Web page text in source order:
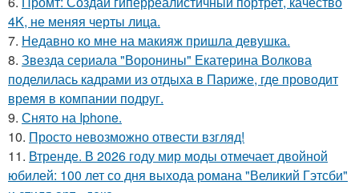
4K, не меняя черты лица.
7. Недавно ко мне на макияж пришла девушка.
8. Звезда сериала "Воронины" Екатерина Волкова
поделилась кадрами из отдыха в Париже, где проводит
время в компании подруг.
9. Снято на Iphone.
10. Просто невозможно отвести взгляд!
11. Втренде. В 2026 году мир моды отмечает двойной
юбилей: 100 лет со дня выхода романа "Великий Гэтсби"